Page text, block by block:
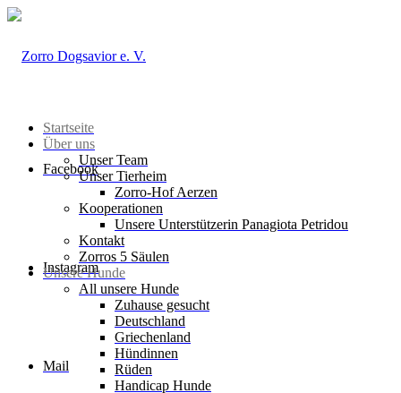
Facebook
Instagram
Mail
Startseite
Über uns
Unser Team
Unser Tierheim
Zorro-Hof Aerzen
Kooperationen
Unsere Unterstützerin Panagiota Petridou
Kontakt
Zorros 5 Säulen
Unsere Hunde
All unsere Hunde
Zuhause gesucht
Deutschland
Griechenland
Hündinnen
Rüden
Handicap Hunde